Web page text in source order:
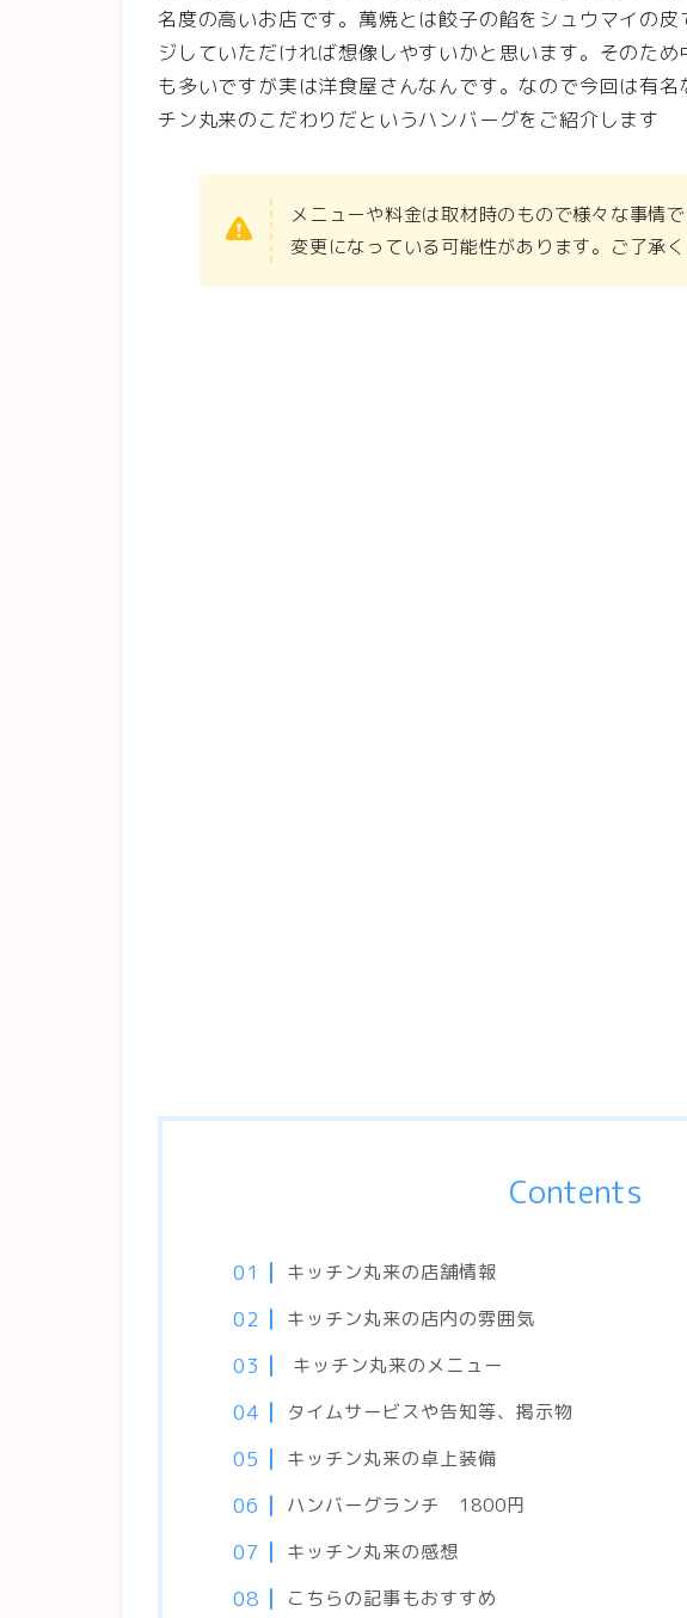
名度の高いお店です。萬焼とは餃子の餡をシュウマイの
ジしていただければ想像しやすいかと思います。そのた
も多いですが実は洋食屋さんなんです。なので今回は有
チン丸来のこだわりだというハンバーグをご紹介します
メニューや料金は取材時のもので様々な事情で
変更になっている可能性があります。ご了承
Contents
キッチン丸来の店舗情報
キッチン丸来の店内の雰囲気
キッチン丸来のメニュー
タイムサービスや告知等、掲示物
キッチン丸来の卓上装備
ハンバーグランチ 1800円
キッチン丸来の感想
こちらの記事もおすすめ